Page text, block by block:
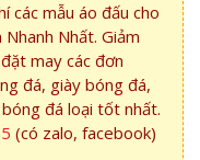
các mẫu áo đấu cho
Nhất. Giảm
may các đơn
đá, giày bóng đá,
đá loại tốt nhất.
(có zalo, facebook)